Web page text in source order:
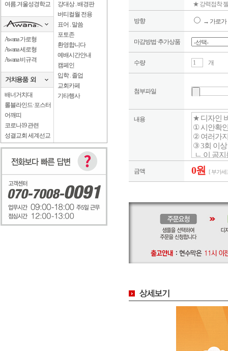
여름.겨울성경학교
Awana 가로형
Awana 세로형
Awana 비규격
배너거치대
롤블라인드·포스터
어깨띠
코로나19 관련
성결교회 세계선교
강대상 . 배경판
버티컬월 전용
표어 . 말씀
포토존
환영합니다
예배시간안내
캠페인
입학 . 졸업
교회카페
기타행사
★ 강력접착
방향 → 가로가
마감방법·추가상품
수량 개
첨부파일
내용
금액 0원 [ 부가세